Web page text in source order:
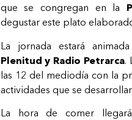
que se congregan en la
degustar este plato
La jornada estará
Plenitud y Radio Petrarca.
las 12 del mediodía con la
actividades que se
La hora de comer llegará